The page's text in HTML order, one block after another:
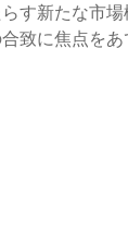
す新たな市
致に焦点を